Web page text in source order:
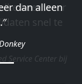
keer weer
snel te
Service Center bij